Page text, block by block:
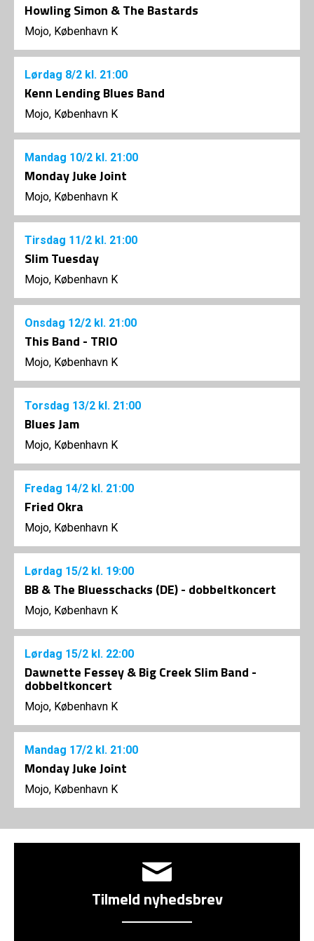
Howling Simon & The Bastards
Mojo, København K
Lørdag 8/2 kl. 21:00
Kenn Lending Blues Band
Mojo, København K
Mandag 10/2 kl. 21:00
Monday Juke Joint
Mojo, København K
Tirsdag 11/2 kl. 21:00
Slim Tuesday
Mojo, København K
Onsdag 12/2 kl. 21:00
This Band - TRIO
Mojo, København K
Torsdag 13/2 kl. 21:00
Blues Jam
Mojo, København K
Fredag 14/2 kl. 21:00
Fried Okra
Mojo, København K
Lørdag 15/2 kl. 19:00
BB & The Bluesschacks (DE) - dobbeltkoncert
Mojo, København K
Lørdag 15/2 kl. 22:00
Dawnette Fessey & Big Creek Slim Band -
dobbeltkoncert
Mojo, København K
Mandag 17/2 kl. 21:00
Monday Juke Joint
Mojo, København K
Tilmeld nyhedsbrev